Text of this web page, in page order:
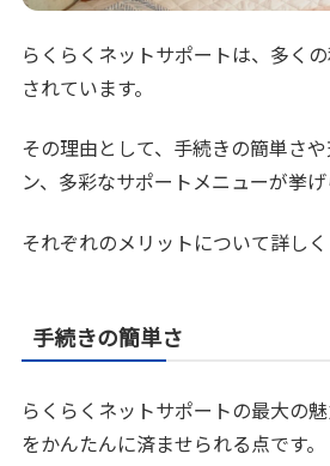
らくらくネットサポートは、多く
されています。
その理由として、手続きの簡単さ
ン、多彩なサポートメニューが挙げ
それぞれのメリットについて詳しく
手続きの簡単さ
らくらくネットサポートの最大の
をかんたんに済ませられる点です。